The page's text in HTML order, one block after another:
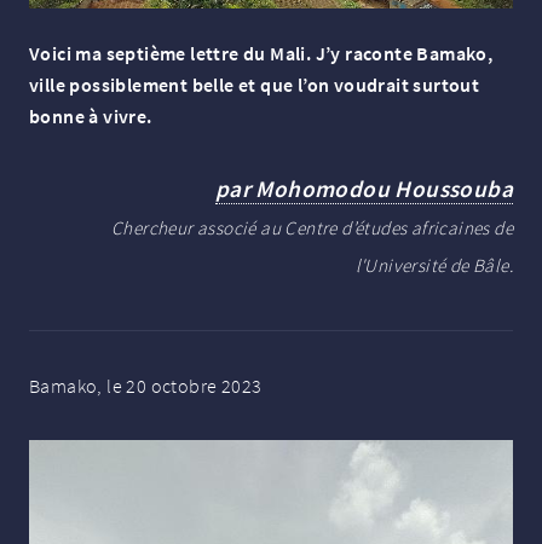
Voici ma septième lettre du Mali. J’y raconte Bamako,
ville possiblement belle et que l’on voudrait surtout
bonne à vivre.
par Mohomodou Houssouba
Chercheur associé au Centre d’études africaines de
l'Université de Bâle.
Bamako, le 20 octobre 2023